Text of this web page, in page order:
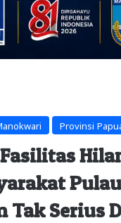
Provinsi
Pulau
Tak Serius